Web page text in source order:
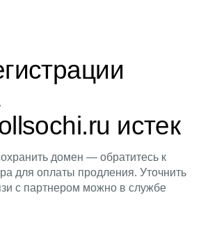
истек
домен — обратитесь к
для оплаты продления. Уточнить
с партнером можно в службе